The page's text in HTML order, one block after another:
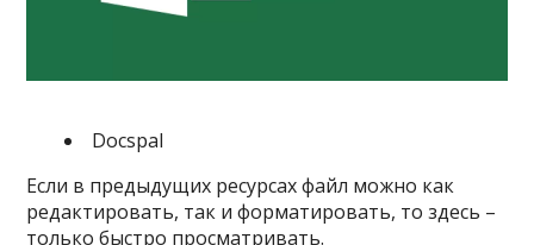
Docspal
Если в предыдущих ресурсах файл можно как
редактировать, так и форматировать, то здесь –
только быстро просматривать.